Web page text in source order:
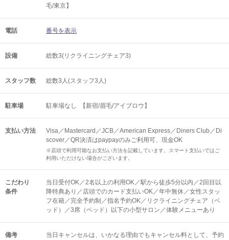
毛/東京】
電話 番号を表示
設備 総数3(リクライニングチェア3)
スタッフ数 総数3人(スタッフ3人)
駐車場 駐車場なし 【新宿/眉毛/アイブロウ】
支払い方法
Visa／Mastercard／JCB／American Express／Diners Club／Di
scover／QR決済はpaypayのみご利用可、現金OK
※店頭で利用可能なお支払い方法を記載しています。スマート支払いではご
利用いただけない場合がございます。
こだわり
条件
当日受付OK／2名以上の利用OK／駅から徒歩5分以内／2回目以
降特典あり／店頭でのカード支払いOK／年中無休／女性スタッ
フ在籍／完全予約制／指名予約OK／リクライニングチェア（ベ
ッド）／3席（ベッド）以下の小型サロン／体験メニューあり
備考
当日キャンセルは、いかなる理由でもキャンセル料として、予約